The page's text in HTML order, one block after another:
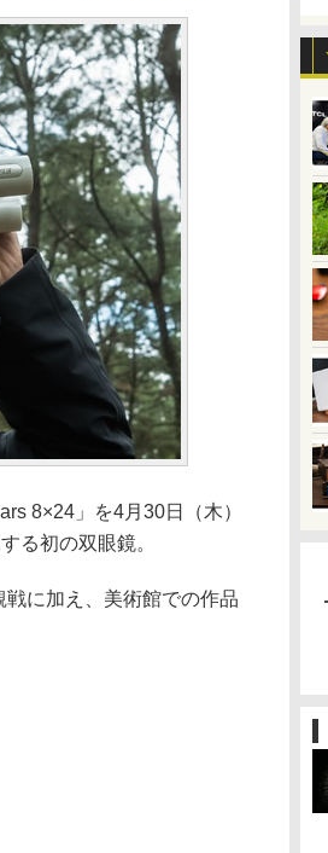
8×24」を4月30日（木）
る初の双眼鏡。
に加え、美術館での作品